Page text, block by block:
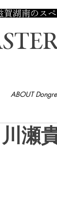
湖南のス
ABOUT
瀬